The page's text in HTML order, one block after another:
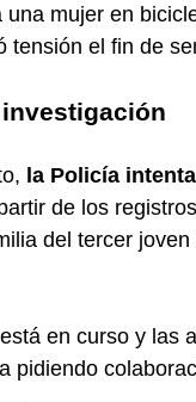
una mujer en
tensión el fin de
la Policía
de los
del tercer
en curso y las
pidiendo